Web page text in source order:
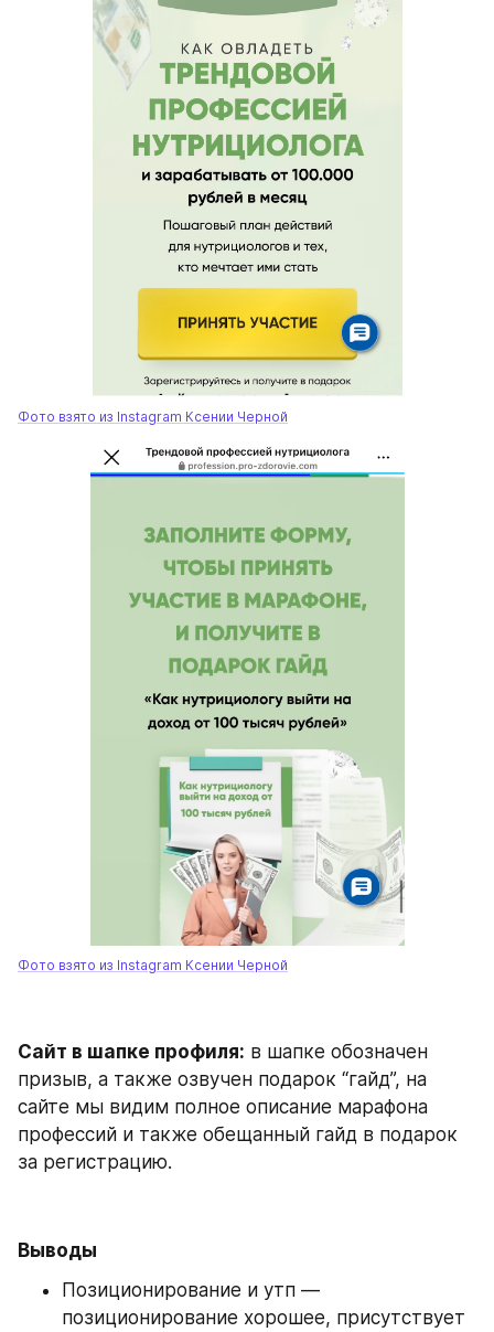
Фото взято из Instagram Ксении Черной
Фото взято из Instagram Ксении Черной
Сайт в шапке профиля: в шапке обозначен
призыв, а также озвучен подарок “гайд”, на
сайте мы видим полное описание марафона
профессий и также обещанный гайд в подарок
за регистрацию.
Выводы
Позиционирование и утп —
позиционирование хорошее, присутствует